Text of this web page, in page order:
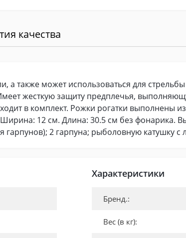
качества
а также может использоваться для
жесткую защиту предплечья,
в комплект. Рожки рогатки выполнены
12 см. Длина: 30.5 см без фонарика.
2 гарпуна; рыболовную катушку с
Характеристики
Бренд.:
Вес (в кг):